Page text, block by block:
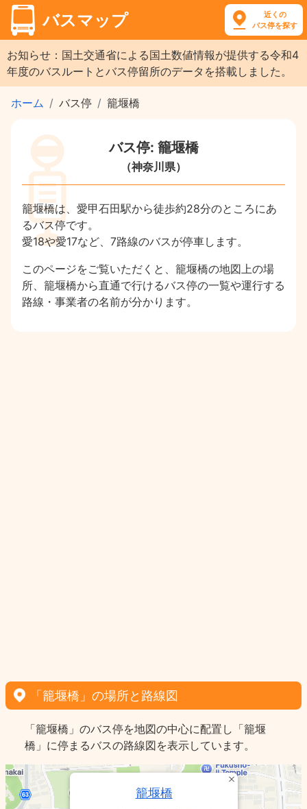
バスマップ
近くの
バス停を探す
お知らせ：国土交通省による国土数値情報が提供する令和4
年度のバスルートとバス停留所のデータを搭載しました。
ホーム バス停 籠堰橋
バス停: 籠堰橋
（神奈川県）
籠堰橋は、愛甲石田駅から徒歩約28分のところにあ
るバス停です。
愛18や愛17など、7路線のバスが停車します。
このページをご覧いただくと、籠堰橋の地図上の場
所、籠堰橋から直通で行けるバス停の一覧や運行する
路線・事業者の名前が分かります。
「籠堰橋」の場所と路線図
「籠堰橋」のバス停を地図の中心に配置し「籠堰
橋」に停まるバスの路線図を表示しています。
籠堰橋